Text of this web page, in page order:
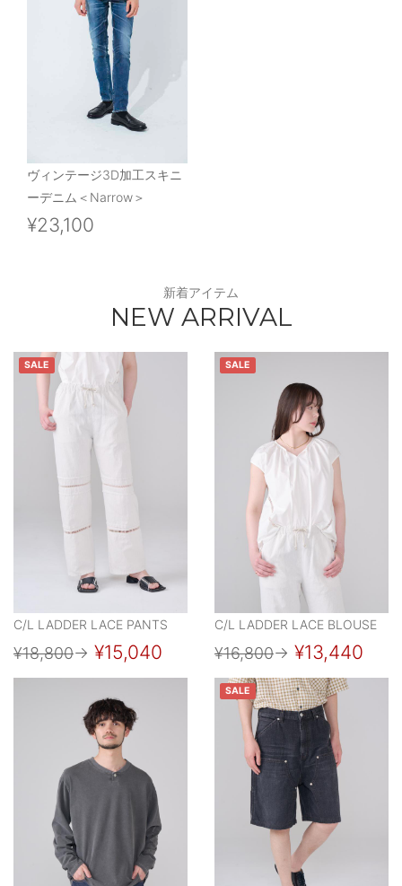
ヴィンテージ3D加工スキニ
ーデニム＜Narrow＞
¥23,100
新着アイテム
NEW ARRIVAL
SALE
C/L LADDER LACE PANTS
¥18,800→ ¥15,040
SALE
C/L LADDER LACE BLOUSE
¥16,800→ ¥13,440
SALE